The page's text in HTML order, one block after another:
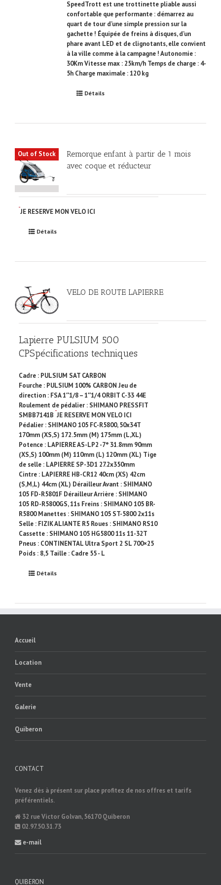
SpeedTrott est une trottinette pliable aussi
confortable que performante : démarrez au
quart de tour d'une simple pression sur la
gachette ! Équipée de freins à disques, d'un
phare avant LED et de clignotants, elle convient
à la ville comme à la campagne ! Autonomie :
30Km Vitesse max : 25km/h Temps de charge : 4-
5h Charge maximale : 120 kg
Détails
Out of Stock
Remorque enfant à partir de 1 mois
avec coque et réducteur
JE RESERVE MON VELO ICI
Détails
VELO DE ROUTE LAPIERRE
Lapierre PULSIUM 500
CPSpécifications techniques
Cadre : PULSIUM SAT CARBON
Fourche : PULSIUM 100% CARBON Jeu de
direction : FSA 1″1/8 – 1″1/4 ORBIT C-33 44E
Roulement de pédalier : SHIMANO PRESSFIT
SMBB7141B JE RESERVE MON VELO ICI
Pédalier : SHIMANO 105 FC-R5800, 50x34T
170mm (XS,S) 172.5mm (M) 175mm (L,XL)
Potence : LAPIERRE AS-LP2 -7° 31.8mm 90mm
(XS,S) 100mm (M) 110mm (L) 120mm (XL) Tige
de selle : LAPIERRE SP-3D1 27.2x350mm
Cintre : LAPIERRE HB-CR12 40cm (XS) 42cm
(S,M,L) 44cm (XL) Dérailleur Avant : SHIMANO
105 FD-R5801F Dérailleur Arrière : SHIMANO
105 RD-R5800GS, 11s Freins : SHIMANO 105 BR-
R5800 Manettes : SHIMANO 105 ST-5800 2x11s
Selle : FIZIK ALIANTE R5 Roues : SHIMANO RS10
Cassette : SHIMANO 105 HG5800 11s 11-32T
Pneus : CONTINENTAL Ultra Sport 2 SL 700×25
Poids : 8,5 Taille : Cadre 55 - L
Détails
Accueil
Location
Vente
Galerie
Quiberon
CONTACT
Venez dès à présent sur place profitez de nos offres et tarifs
préférentiels.
32 rue Victor Golvan, 56170 Quiberon
02.97.50.31.73
e-mail
QUIBERON